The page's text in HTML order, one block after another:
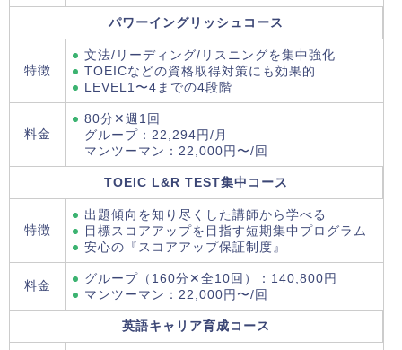
パワーイングリッシュコース
特徴
文法/リーディング/リスニングを集中強化
TOEICなどの資格取得対策にも効果的
LEVEL1〜4までの4段階
料金
80分✕週1回
グループ：22,294円/月
マンツーマン：22,000円〜/回
TOEIC L&R TEST集中コース
特徴
出題傾向を知り尽くした講師から学べる
目標スコアアップを目指す短期集中プログラム
安心の『スコアアップ保証制度』
料金
グループ（160分✕全10回）：140,800円
マンツーマン：22,000円〜/回
英語キャリア育成コース